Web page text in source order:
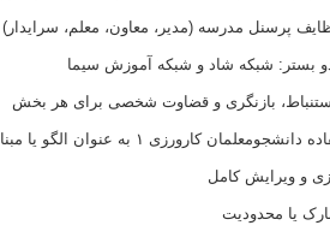
پرسنل مدرسه (مدیر، معاون، معلم، سرایدار)
بستر: شبکه شاد و شبکه آموزش سیما
بازنگری و قضاوت شخصی برای هر بخش
دانشجومعلمان کارورزی ۱ به عنوان الگو یا مبنا
و ویرایش کامل
یا محدودیت